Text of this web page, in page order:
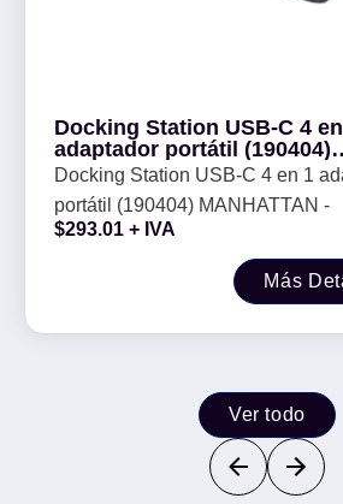
Docking Station USB-C 4
adaptador portátil (190404)
MANHATTAN -
Docking Station USB-C 4 en 1
portátil (190404) MANHATTAN -
$293.01 + IVA
Más
Ver todo